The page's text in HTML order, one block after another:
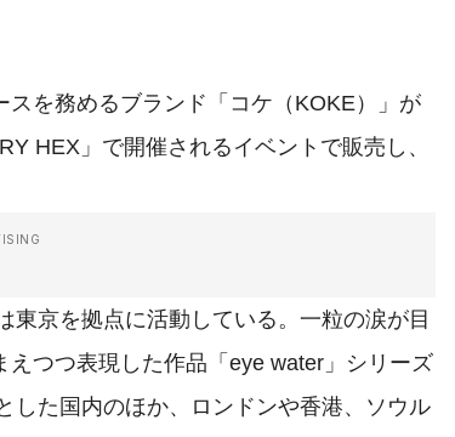
を務めるブランド「コケ（KOKE）」が
HEX」で開催されるイベントで販売し、
京を拠点に活動している。一粒の涙が目
つつ表現した作品「eye water」シリーズ
した国内のほか、ロンドンや香港、ソウル